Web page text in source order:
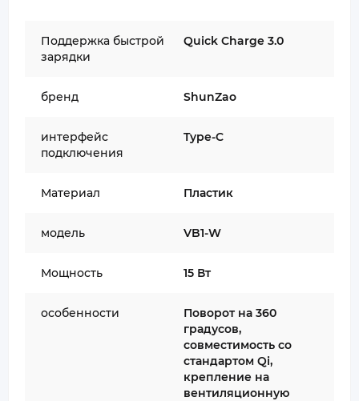
Поддержка быстрой
зарядки
Quick Charge 3.0
бренд ShunZao
интерфейс
подключения
Type-C
Материал Пластик
модель VB1-W
Мощность 15 Вт
особенности
Поворот на 360
градусов,
совместимость со
стандартом Qi,
крепление на
вентиляционную